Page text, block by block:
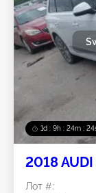
1d : 9h : 24m :
2018
Лот #: